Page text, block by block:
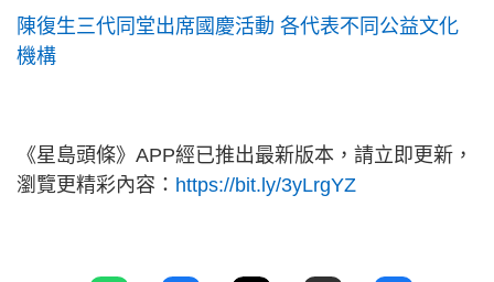
陳復生三代同堂出席國慶活動 各代表不同公益文化
機構
《星島頭條》APP經已推出最新版本，請立即更新，
瀏覽更精彩內容： https://bit.ly/3yLrgYZ